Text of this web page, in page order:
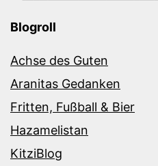
Blogroll
Achse des Guten
Aranitas Gedanken
Fritten, Fußball & Bier
Hazamelistan
KitziBlog